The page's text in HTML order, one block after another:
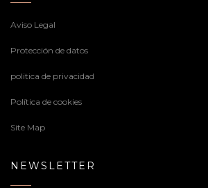
Aviso Legal
Protección de datos
politica de privacidad
Política de cookies
Site Map
NEWSLETTER